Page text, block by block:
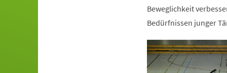
Beweglichkeit
Bedürfnissen junger